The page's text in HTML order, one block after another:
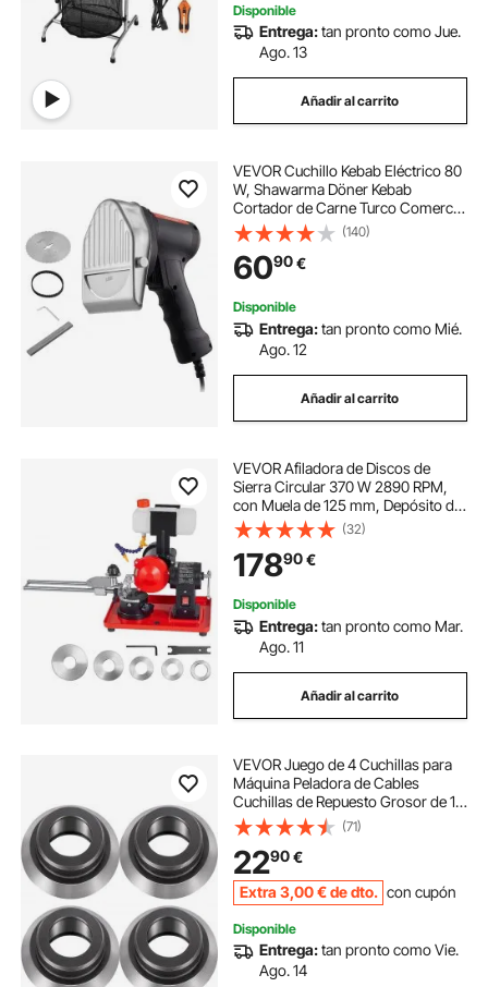
Disponible
Entrega:tan pronto como Jue.
Ago. 13
Añadir al carrito
VEVOR Cuchillo Kebab Eléctrico 80
W, Shawarma Döner Kebab
Cortador de Carne Turco Comercial
de Acero Inoxidable, con 2
Cuchillas Diámetro 100 mm, Grosor
Ajustable 0-8 mm, para
Restaurante, Snack-bar
(140)
6090€
Disponible
Entrega:tan pronto como Mié.
Ago. 12
Añadir al carrito
VEVOR Afiladora de Discos de
Sierra Circular 370 W 2890 RPM,
con Muela de 125 mm, Depósito de
Agua y Centradores de Sierra para
Hojas de 80 a 700 mm, Ajuste de
Ángulo para Taller Bricolaje
Carpintería
(32)
17890€
Disponible
Entrega:tan pronto como Mar.
Ago. 11
Añadir al carrito
VEVOR Juego de 4 Cuchillas para
Máquina Peladora de Cables
Cuchillas de Repuesto Grosor de 15
mm, Cuchillas de Aleación de Alta
Resistencia para Pelar Cables para
HXSMS-25 y HXSMS-26 Peso 0,52
kg
(71)
2290€
Extra 3,00 €de dto. con cupón
Disponible
Entrega:tan pronto como Vie.
Ago. 14